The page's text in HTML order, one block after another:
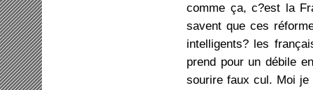
comme ça, c?est la
savent que ces
intelligents? les
prend pour un débile
sourire faux cul. Moi je